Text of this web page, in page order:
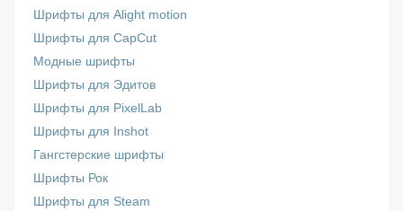
Шрифты для Alight motion
Шрифты для CapCut
Модные шрифты
Шрифты для Эдитов
Шрифты для PixelLab
Шрифты для Inshot
Гангстерские шрифты
Шрифты Рок
Шрифты для Steam